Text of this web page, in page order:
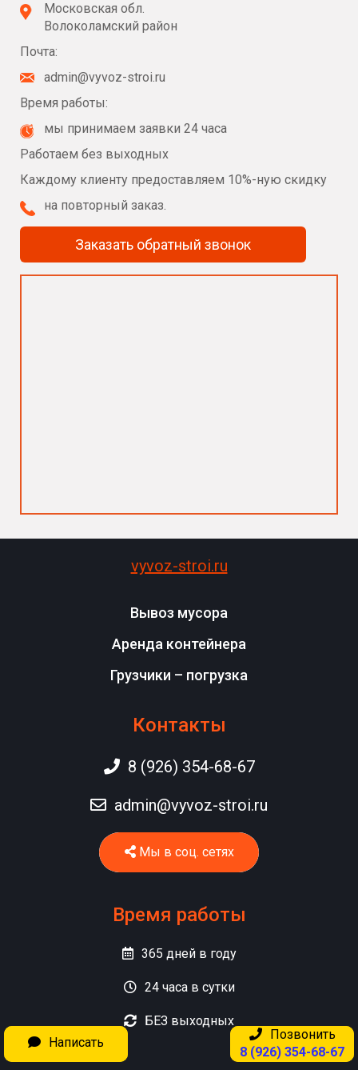
Московская обл.
Волоколамский район
Почта:
admin@vyvoz-stroi.ru
Время работы:
мы принимаем заявки 24 часа
Работаем без выходных
Каждому клиенту предоставляем 10%-ную скидку
на повторный заказ.
Заказать обратный звонок
Позвонить
+ 7 (916) 469-27-10
Написать
vyvoz-stroi.ru
Вывоз мусора
Аренда контейнера
Грузчики – погрузка
Контакты
8 (926) 354-68-67
admin@vyvoz-stroi.ru
Мы в соц. сетях
Время работы
365 дней в году
24часа в сутки
БЕЗ выходных
Позвонить
8 (926) 354-68-67
Написать